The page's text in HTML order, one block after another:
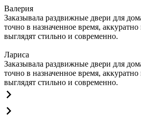
Валерия
Заказывала раздвижные двери для
точно в назначенное время,
выглядят стильно и современно.
Лариса
Заказывала раздвижные двери для
точно в назначенное время,
выглядят стильно и современно.